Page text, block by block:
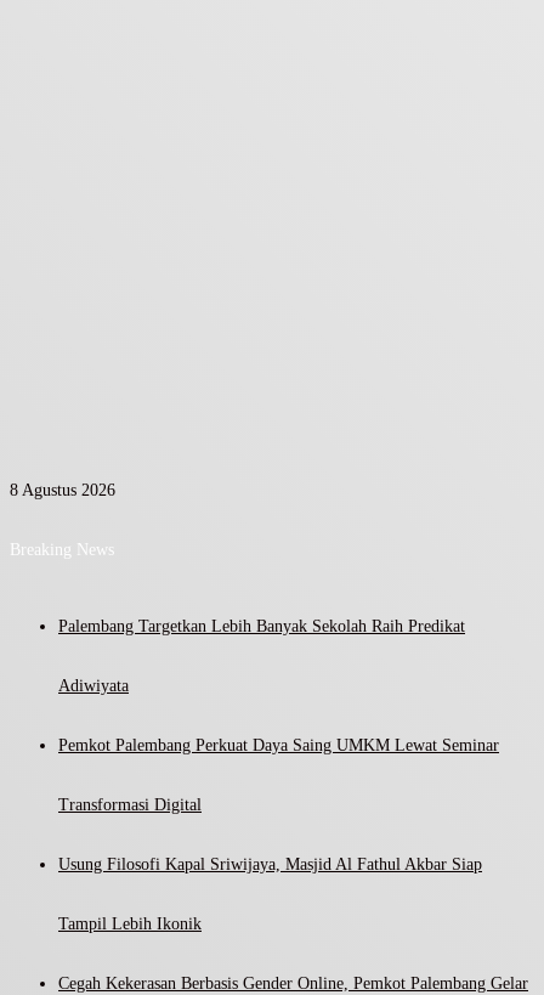
8 Agustus 2026
Breaking News
Palembang Targetkan Lebih Banyak Sekolah Raih Predikat
Adiwiyata
Pemkot Palembang Perkuat Daya Saing UMKM Lewat Seminar
Transformasi Digital
Usung Filosofi Kapal Sriwijaya, Masjid Al Fathul Akbar Siap
Tampil Lebih Ikonik
Cegah Kekerasan Berbasis Gender Online, Pemkot Palembang Gelar